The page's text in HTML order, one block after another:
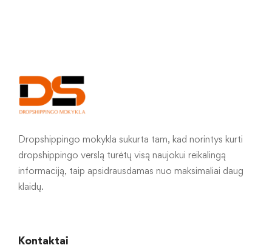
Dropshippingo mokykla sukurta tam, kad norintys kurti
dropshippingo verslą turėtų visą naujokui reikalingą
informaciją, taip apsidrausdamas nuo maksimaliai daug
klaidų.
Kontaktai